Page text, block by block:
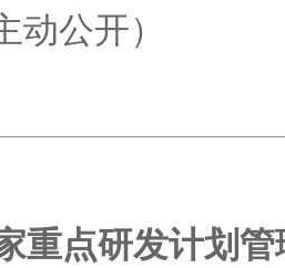
公开）
重点研发计划